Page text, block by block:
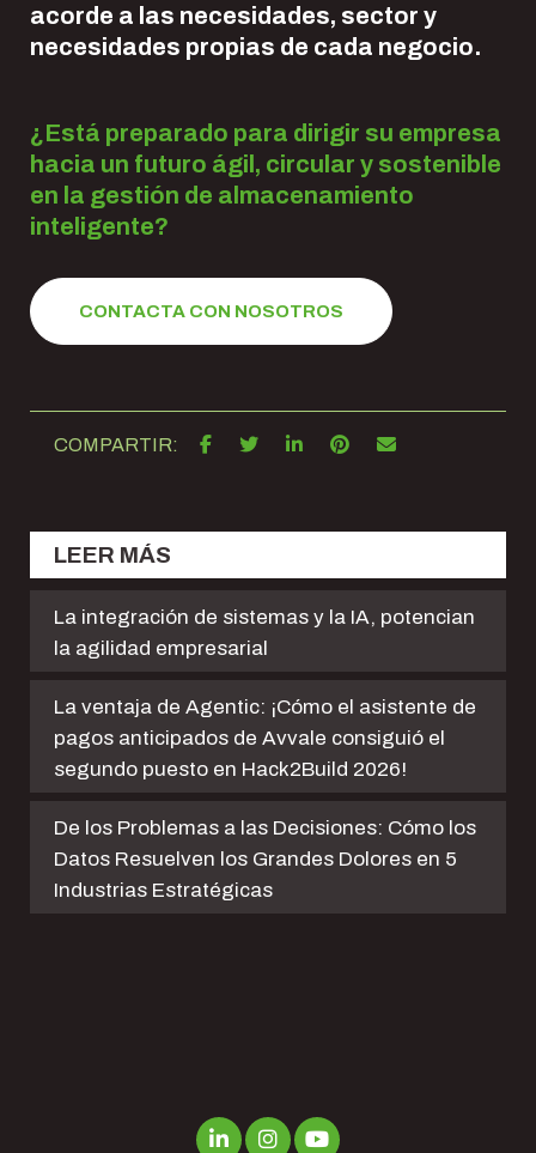
acorde a las necesidades, sector y
necesidades propias de cada negocio.
¿Está preparado para dirigir su empresa
hacia un futuro ágil, circular y sostenible
en la gestión de almacenamiento
inteligente?
CONTACTA CON NOSOTROS
COMPARTIR:
LEER MÁS
La integración de sistemas y la IA, potencian
la agilidad empresarial
La ventaja de Agentic: ¡Cómo el asistente de
pagos anticipados de Avvale consiguió el
segundo puesto en Hack2Build 2026!
De los Problemas a las Decisiones: Cómo los
Datos Resuelven los Grandes Dolores en 5
Industrias Estratégicas